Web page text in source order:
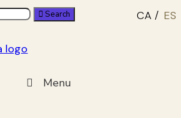
Search CA ES
Menu